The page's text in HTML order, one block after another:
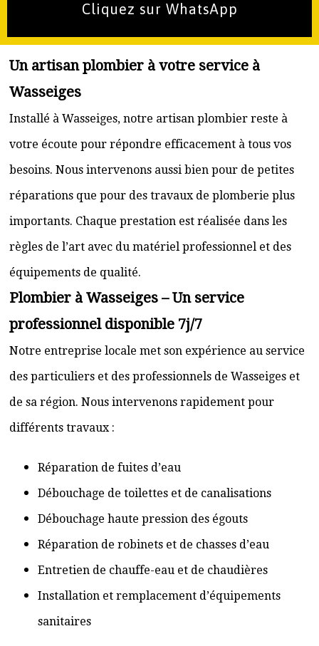
Cliquez sur WhatsApp
Un artisan plombier à votre service à
Wasseiges
Installé à Wasseiges, notre artisan plombier reste à
votre écoute pour répondre efficacement à tous vos
besoins. Nous intervenons aussi bien pour de petites
réparations que pour des travaux de plomberie plus
importants. Chaque prestation est réalisée dans les
règles de l’art avec du matériel professionnel et des
équipements de qualité.
Plombier à Wasseiges – Un service
professionnel disponible 7j/7
Notre entreprise locale met son expérience au service
des particuliers et des professionnels de Wasseiges et
de sa région. Nous intervenons rapidement pour
différents travaux :
Réparation de fuites d’eau
Débouchage de toilettes et de canalisations
Débouchage haute pression des égouts
Réparation de robinets et de chasses d’eau
Entretien de chauffe-eau et de chaudières
Installation et remplacement d’équipements
sanitaires